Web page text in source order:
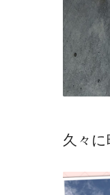
久々